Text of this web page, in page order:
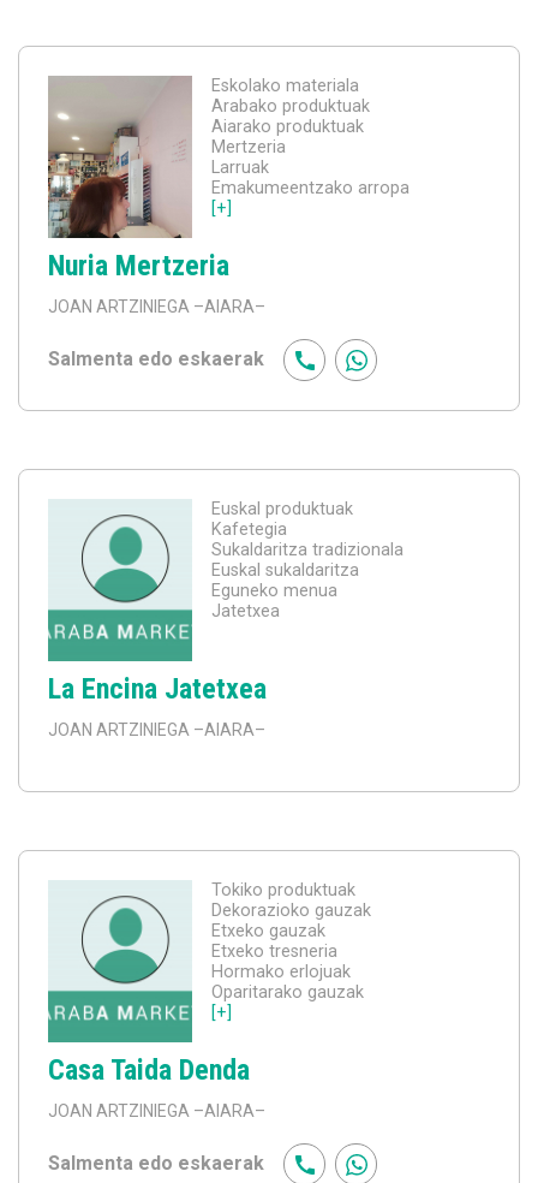
Eskolako materiala
Arabako produktuak
Aiarako produktuak
Mertzeria
Larruak
Emakumeentzako arropa
[+]
Nuria Mertzeria
JOAN ARTZINIEGA –AIARA–
Salmenta edo eskaerak
Euskal produktuak
Kafetegia
Sukaldaritza tradizionala
Euskal sukaldaritza
Eguneko menua
Jatetxea
La Encina Jatetxea
JOAN ARTZINIEGA –AIARA–
Tokiko produktuak
Dekorazioko gauzak
Etxeko gauzak
Etxeko tresneria
Hormako erlojuak
Oparitarako gauzak
[+]
Casa Taida Denda
JOAN ARTZINIEGA –AIARA–
Salmenta edo eskaerak